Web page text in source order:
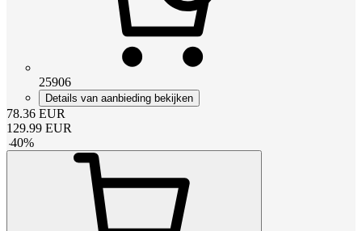
25906
Details van aanbieding bekijken
78.36 EUR
129.99 EUR
-40%